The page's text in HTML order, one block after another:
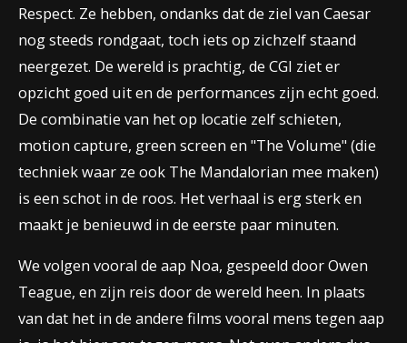
Respect. Ze hebben, ondanks dat de ziel van Caesar
nog steeds rondgaat, toch iets op zichzelf staand
neergezet. De wereld is prachtig, de CGI ziet er
opzicht goed uit en de performances zijn echt goed.
De combinatie van het op locatie zelf schieten,
motion capture, green screen en "The Volume" (die
techniek waar ze ook The Mandalorian mee maken)
is een schot in de roos. Het verhaal is erg sterk en
maakt je benieuwd in de eerste paar minuten.
We volgen vooral de aap Noa, gespeeld door Owen
Teague, en zijn reis door de wereld heen. In plaats
van dat het in de andere films vooral mens tegen aap